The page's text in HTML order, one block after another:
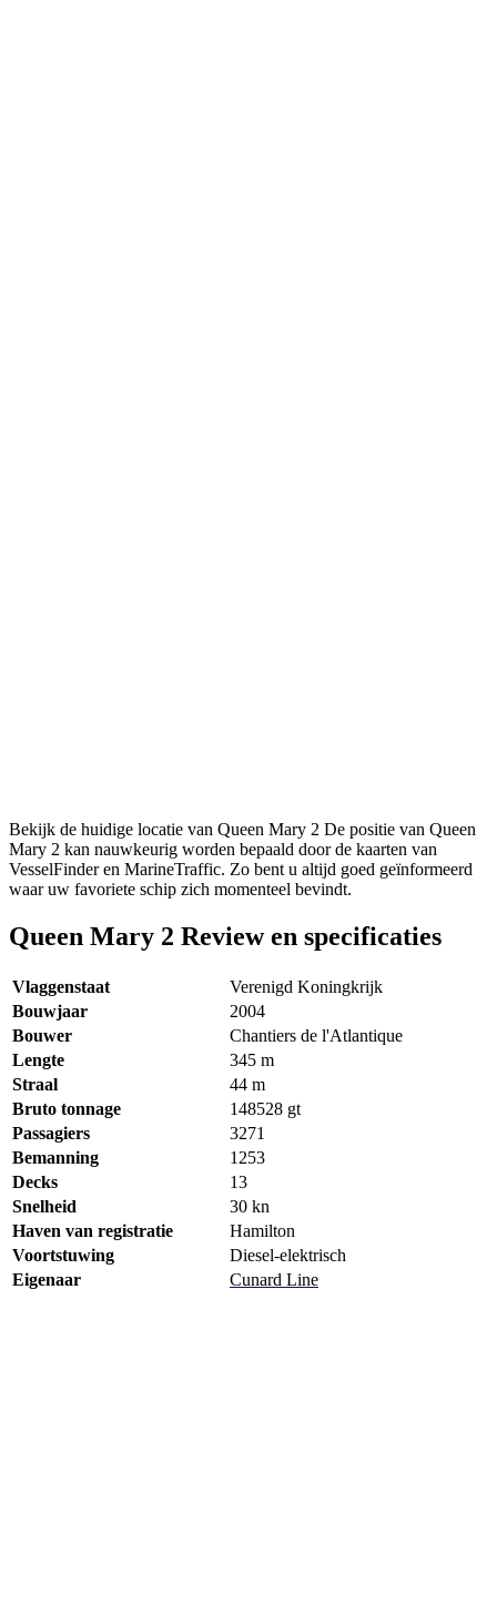
Bekijk de huidige locatie van Queen Mary 2 De positie van Queen
Mary 2 kan nauwkeurig worden bepaald door de kaarten van
VesselFinder en MarineTraffic. Zo bent u altijd goed geïnformeerd
waar uw favoriete schip zich momenteel bevindt.
Queen Mary 2 Review en specificaties
Vlaggenstaat
Verenigd Koningkrijk
Bouwjaar
2004
Bouwer
Chantiers de l'Atlantique
Lengte
345 m
Straal
44 m
Bruto tonnage
148528 gt
Passagiers
3271
Bemanning
1253
Decks
13
Snelheid
30 kn
Haven van registratie
Hamilton
Voortstuwing
Diesel-elektrisch
Eigenaar
Cunard Line